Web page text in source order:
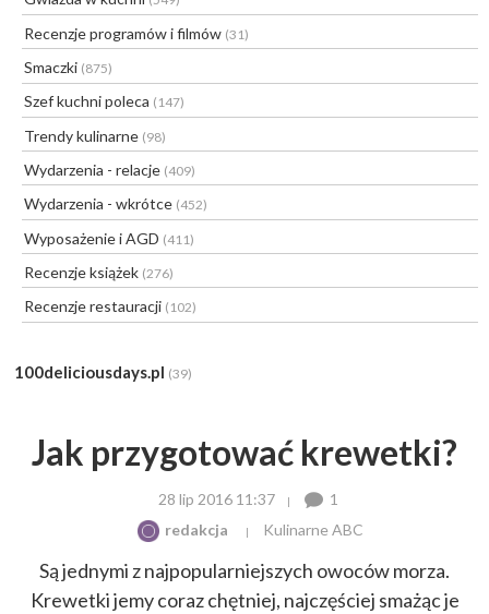
Recenzje programów i filmów (31)
Smaczki (875)
Szef kuchni poleca (147)
Trendy kulinarne (98)
Wydarzenia - relacje (409)
Wydarzenia - wkrótce (452)
Wyposażenie i AGD (411)
Recenzje książek (276)
Recenzje restauracji (102)
100deliciousdays.pl (39)
Jak przygotować krewetki?
28 lip 2016 11:37
1
redakcja
Kulinarne ABC
Są jednymi z najpopularniejszych owoców morza.
Krewetki jemy coraz chętniej, najczęściej smażąc je